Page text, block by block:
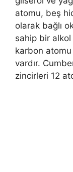
atomu, beş
olarak bağlı
sahip bir
karbon atomu
vardır.
zincirleri 12